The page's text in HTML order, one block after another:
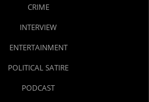
CRIME
INTERVIEW
ENTERTAINMENT
POLITICAL SATIRE
PODCAST